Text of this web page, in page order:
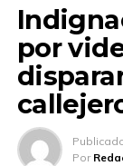
por
Por